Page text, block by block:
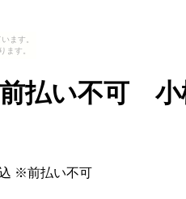
ます。
ます。
払い不可 小
※前払い不可